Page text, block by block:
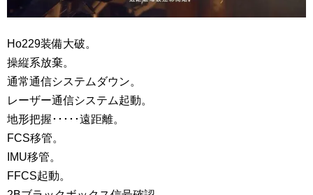
Ho229装備大破。
操縦系放棄。
通常通信システムダウン。
レーザー通信システム起動。
地形把握･････遠距離。
FCS移管。
IMU移管。
FFCS起動。